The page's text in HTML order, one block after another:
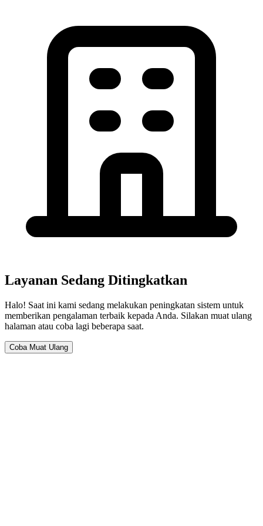
Layanan Sedang Ditingkatkan
Halo! Saat ini kami sedang melakukan peningkatan sistem untuk
memberikan pengalaman terbaik kepada Anda. Silakan muat ulang
halaman atau coba lagi beberapa saat.
Coba Muat Ulang